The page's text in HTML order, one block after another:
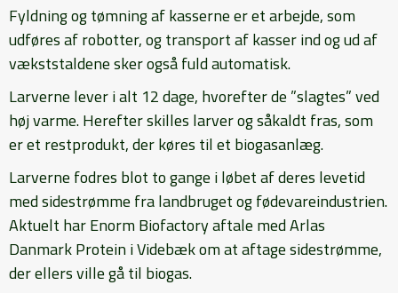
Fyldning og tømning af kasserne er et arbejde, som
udføres af robotter, og transport af kasser ind og ud af
vækststaldene sker også fuld automatisk.
Larverne lever i alt 12 dage, hvorefter de ”slagtes” ved
høj varme. Herefter skilles larver og såkaldt fras, som
er et restprodukt, der køres til et biogasanlæg.
Larverne fodres blot to gange i løbet af deres levetid
med sidestrømme fra landbruget og fødevareindustrien.
Aktuelt har Enorm Biofactory aftale med Arlas
Danmark Protein i Videbæk om at aftage sidestrømme,
der ellers ville gå til biogas.